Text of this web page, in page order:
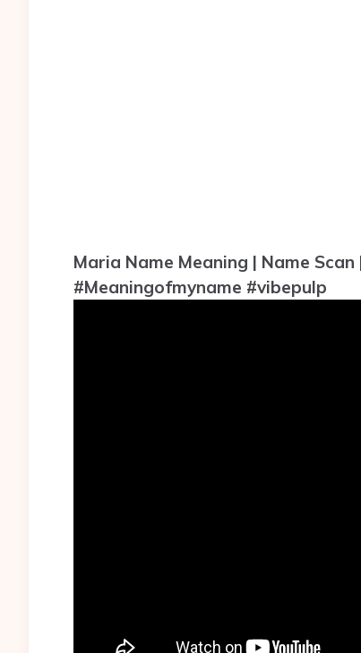
Maria Name Meaning | Name
#Meaningofmyname #vibepulp